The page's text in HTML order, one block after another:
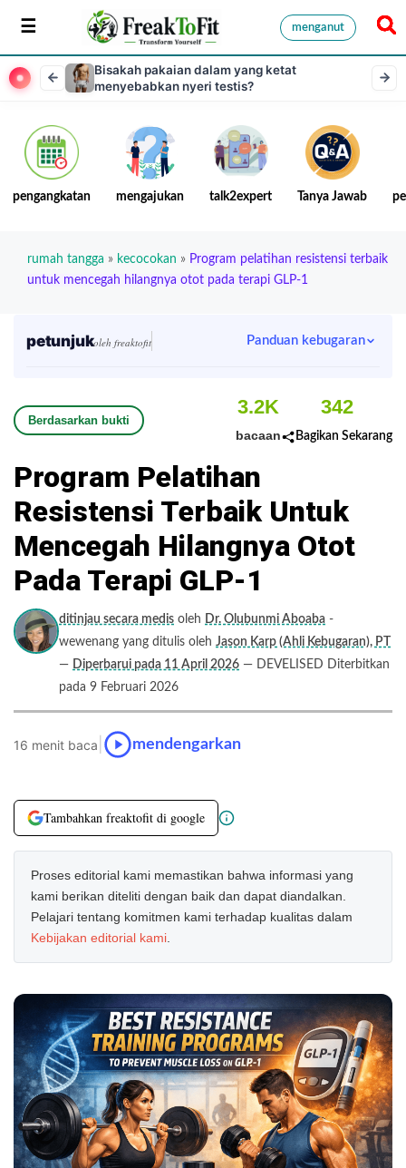
menganut
Bisakah pakaian dalam yang ketat
menyebabkan nyeri testis?
pengangkatan mengajukan talk2expert Tanya Jawab
rumah tangga » kecocokan » Program pelatihan resistensi terbaik
untuk mencegah hilangnya otot pada terapi GLP-1
petunjukoleh freaktofit Panduan kebugaran
Berdasarkan bukti
3.2K
bacaan
342
Bagikan Sekarang
Program Pelatihan
Resistensi Terbaik Untuk
Mencegah Hilangnya Otot
Pada Terapi GLP-1
ditinjau secara medis oleh Dr. Olubunmi Aboaba -
wewenang yang ditulis oleh Jason Karp (Ahli Kebugaran), PT
— Diperbarui pada 11 April 2026 — DEVELISED Diterbitkan
pada 9 Februari 2026
16 menit baca mendengarkan
Tambahkan freaktofit di google
Proses editorial kami memastikan bahwa informasi yang
kami berikan diteliti dengan baik dan dapat diandalkan.
Pelajari tentang komitmen kami terhadap kualitas dalam
Kebijakan editorial kami